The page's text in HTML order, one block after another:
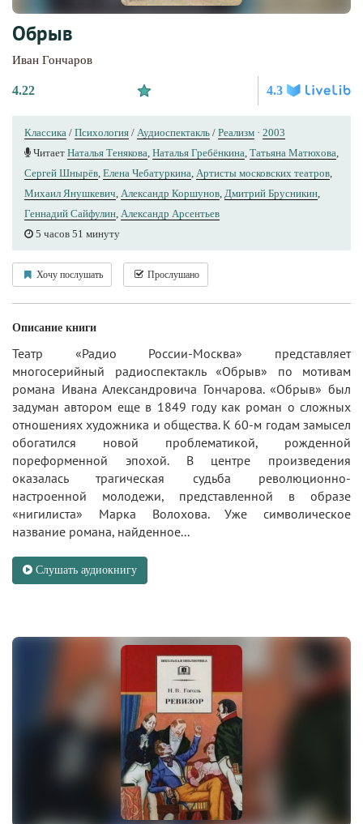
Обрыв
Иван Гончаров
4.22 4.3
Классика / Психология / Аудиоспектакль / Реализм · 2003
Читает Наталья Тенякова Наталья Гребёнкина Татьяна Матюхова
Сергей Шнырёв Елена Чебатуркина Артисты московских театров
Михаил Янушкевич Александр Коршунов Дмитрий Брусникин
Геннадий Сайфулин Александр Арсентьев
5 часов 51 минуту
Хочу послушать Прослушано
Описание книги
Театр «Радио России-Москва» представляет
многосерийный радиоспектакль «Обрыв» по мотивам
романа Ивана Александровича Гончарова. «Обрыв» был
задуман автором еще в 1849 году как роман о сложных
отношениях художника и общества. К 60-м годам замысел
обогатился новой проблематикой, рожденной
пореформенной эпохой. В центре произведения
оказалась трагическая судьба революционно-
настроенной молодежи, представленной в образе
«нигилиста» Марка Волохова. Уже символическое
название романа, найденное...
Слушать аудиокнигу